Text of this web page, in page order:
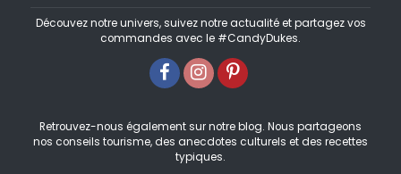
Découvez notre univers, suivez notre actualité et partagez vos
commandes avec le #CandyDukes.
Retrouvez-nous également sur notre blog. Nous partageons
nos conseils tourisme, des anecdotes culturels et des recettes
typiques.